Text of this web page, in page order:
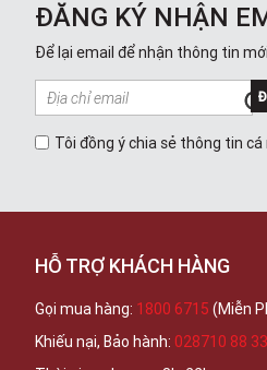
ĐĂNG KÝ NHẬN
Để lại email để nhận thông tin
Tôi đồng ý chia sẻ thông tin cá
HỖ TRỢ KHÁCH HÀNG
Gọi mua hàng: 1800 6715 (Miễn
Khiếu nại, Bảo hành: 028710 88